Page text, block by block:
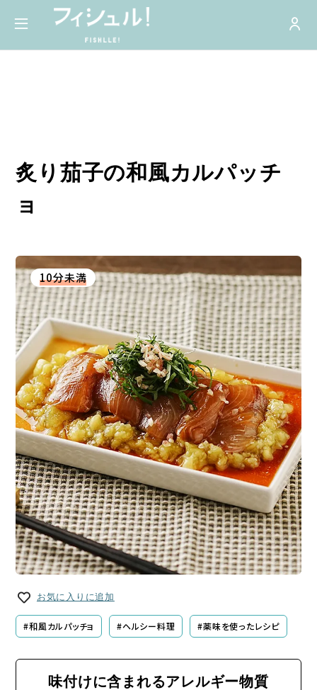
炙り茄子の和風カルパッチ
ョ
10分未満
お気に入りに追加
#和風カルパッチョ #ヘルシー料理 #薬味を使ったレシピ
味付けに含まれるアレルギー物質